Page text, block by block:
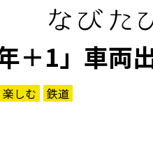
＋1」車両
楽しむ 鉄道